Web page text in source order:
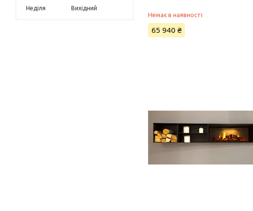
Неділя
Вихідний
Немає в наявності
65 940 ₴